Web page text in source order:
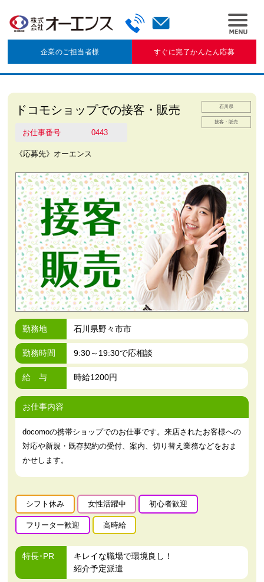
企業のご担当者様 すぐに完了かんたん応募
石川県
接客・販売
ドコモショップでの接客・販売
お仕事番号 0443
《応募先》オーエンス
勤務地 石川県野々市市
勤務時間 9:30～19:30で応相談
給 与 時給1200円
お仕事内容
docomoの携帯ショップでのお仕事です。来店されたお客様への
対応や新規・既存契約の受付、案内、切り替え業務などをおま
かせします。
シフト休み 女性活躍中 初心者歓迎
フリーター歓迎 高時給
特長･PR
キレイな職場で環境良し！
紹介予定派遣